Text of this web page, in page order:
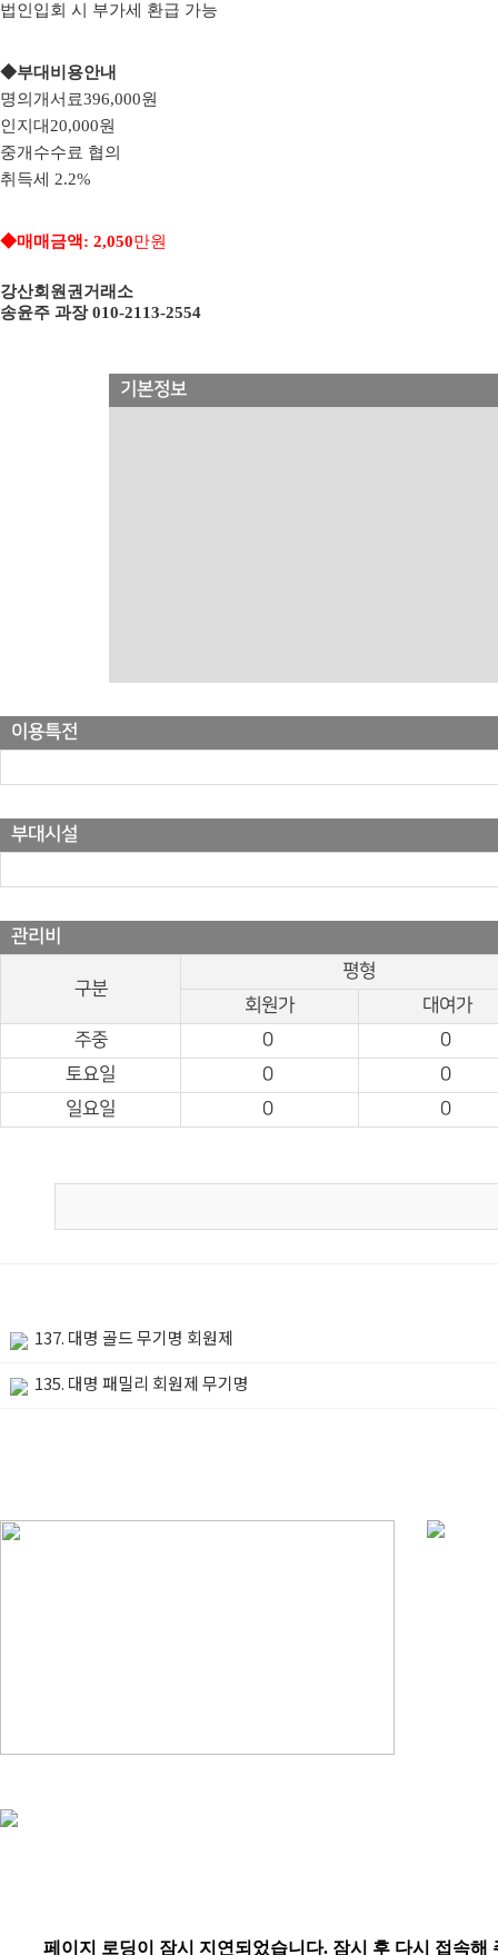
법인입회 시 부가세 환급 가능
◆부대비용안내
명의개서료396,000원
인지대20,000원
중개수수료 협의
취득세 2.2%
◆매매금액: 2,050만원
강산회원권거래소
송윤주 과장010-2113-2554
기본정보
이용특전
부대시설
관리비
구분
평형
회원가
대여가
주중
0
0
토요일
0
0
일요일
0 0
137. 대명 골드 무기명 회원제
135. 대명 패밀리 회원제 무기명